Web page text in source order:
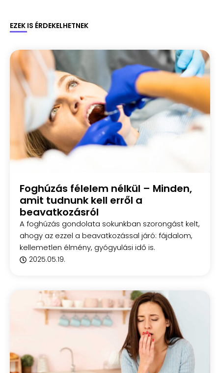
EZEK IS ÉRDEKELHETNEK
Foghúzás félelem nélkül – Minden,
amit tudnunk kell erről a
beavatkozásról
A foghúzás gondolata sokunkban szorongást kelt,
ahogy az ezzel a beavatkozással járó: fájdalom,
kellemetlen élmény, gyógyulási idő is.
2025.05.19.